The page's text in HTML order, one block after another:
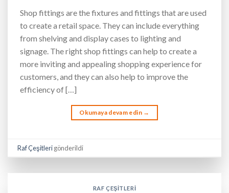
Shop fittings are the fixtures and fittings that are used
to create a retail space. They can include everything
from shelving and display cases to lighting and
signage. The right shop fittings can help to create a
more inviting and appealing shopping experience for
customers, and they can also help to improve the
efficiency of […]
Okumaya devam edin →
Raf Çeşitlerigönderildi
RAF ÇEŞITLERI